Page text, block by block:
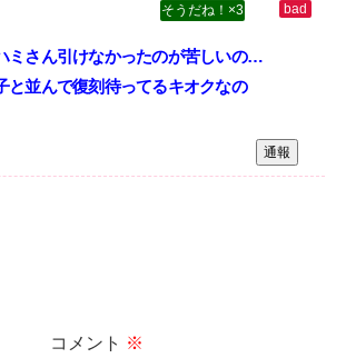
3
ミさん引けなかったのが苦しいの…‌
と並んで復刻待ってるキオクなの
通報
コメント ※